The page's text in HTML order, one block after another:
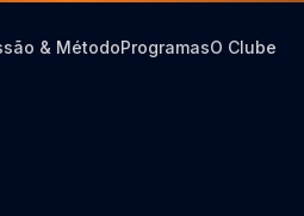
& MétodoProgramasO Clube